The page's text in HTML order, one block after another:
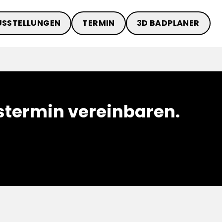
TERMIN 3D BADPLANER
vereinbaren.